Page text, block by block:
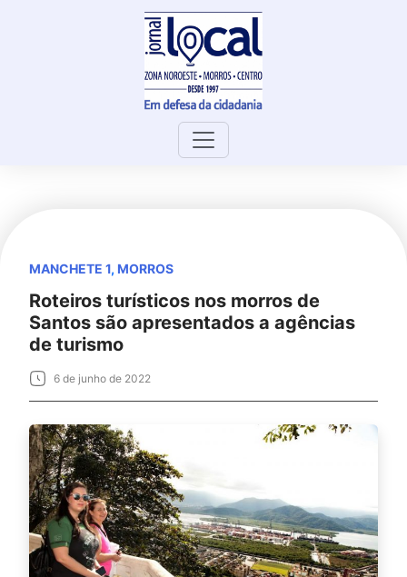
MANCHETE 1, MORROS
Roteiros turísticos nos morros de
Santos são apresentados a agências
de turismo
6 de junho de 2022